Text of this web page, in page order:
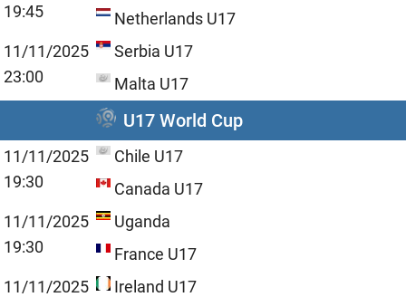
19:45
Netherlands U17
11/11/2025
23:00
Serbia U17
Malta U17
U17 World Cup
11/11/2025
19:30
Chile U17
Canada U17
11/11/2025
19:30
Uganda
France U17
11/11/2025
Ireland U17